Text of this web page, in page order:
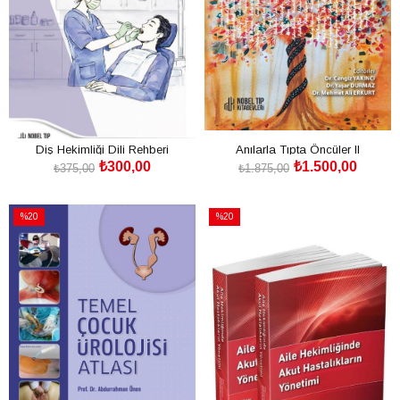
Diş Hekimliği Dili Rehberi
₺300,00
₺375,00
Anılarla Tıpta Öncüler II
₺1.500,00
₺1.875,00
%20
İndirim
%20İndirim
%20